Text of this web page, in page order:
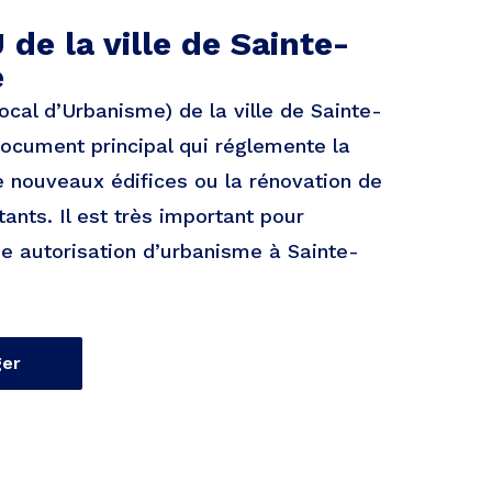
de la ville de Sainte-
d’Urbanisme) de la ville de Sainte-
principal qui réglemente la
nouveaux édifices ou la rénovation de
Il est très important pour
autorisation d’urbanisme à Sainte-